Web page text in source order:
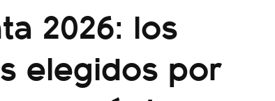
2026: los
elegidos por